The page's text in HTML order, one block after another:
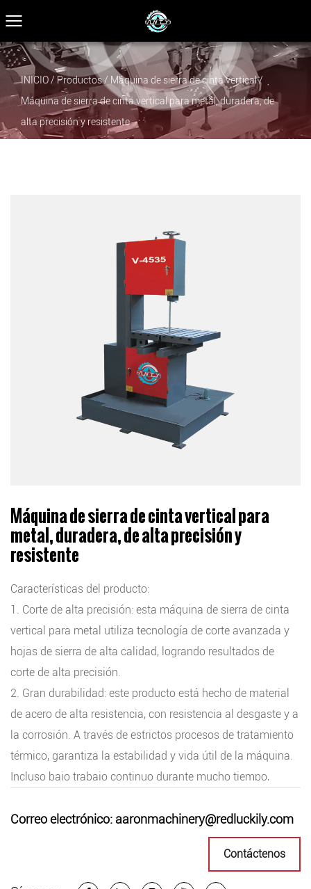
INICIO / Productos/ Máquina de sierra de cinta vertical/
Máquina de sierra de cinta vertical para metal, duradera, de
alta precisión y resistente
Máquina de sierra de cinta vertical para
metal, duradera, de alta precisión y
resistente
Características del producto:
1. Corte de alta precisión: esta máquina de sierra de cinta
vertical para metal utiliza tecnología de corte avanzada y
hojas de sierra de alta calidad, logrando resultados de
corte de alta precisión.
2. Gran durabilidad: este producto está hecho de material
de acero de alta resistencia, con resistencia al desgaste y a
la corrosión. A través de estrictos procesos de tratamiento
térmico, garantiza la estabilidad y vida útil de la máquina.
Incluso bajo trabajo continuo durante mucho tiempo,
3. Diseño resistente: La máquina de sierra de cinta vertical
para metal adopta un diseño resistente, capaz de soportar
grandes presiones y cargas de trabajo. Ya sean materiales
metálicos grandes o piezas de trabajo pesadas, puede
Correo electrónico:aaronmachinery@redluckily.com
Contáctenos